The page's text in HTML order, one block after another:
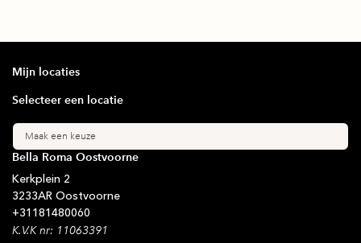
Mijn locaties
Selecteer een locatie
Maak een keuze
Bella Roma Oostvoorne
Kerkplein 2
3233AR Oostvoorne
+31181480060
K.V.K nr: 11063391